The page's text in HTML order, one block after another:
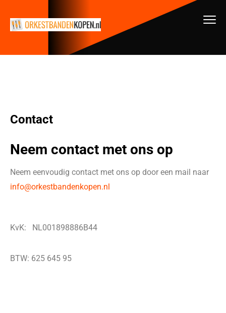
Contact
Neem contact met ons op
Neem eenvoudig contact met ons op door een mail naar
info@orkestbandenkopen.nl
KvK: NL001898886B44
BTW: 625 645 95